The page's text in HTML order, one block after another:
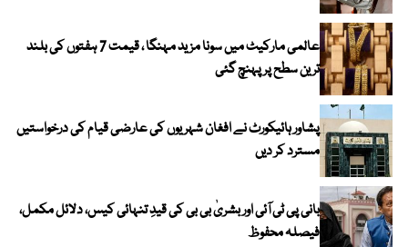
عالمی مارکیٹ میں سونا مزید مہنگا ، قیمت 7 ہفتوں کی بلند
ترین سطح پر پہنچ گئی
پشاور ہائیکورٹ نے افغان شہریوں کی عارضی قیام کی درخواستیں
مسترد کر دیں
بانی پی ٹی آئی اور بشریٰ بی بی کی قیدِ تنہائی کیس، دلائل مکمل،
فیصلہ محفوظ